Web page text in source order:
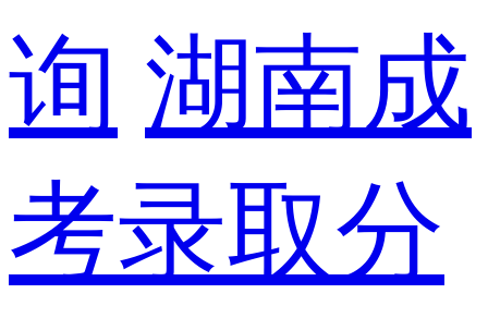
询 湖南成
考录取分